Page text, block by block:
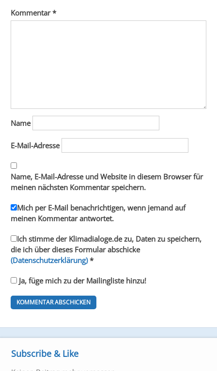
Kommentar*
Name
E-Mail-Adresse
Name, E-Mail-Adresse und Website in diesem Browser für
meinen nächsten Kommentar speichern.
Mich per E-Mail benachrichtigen, wenn jemand auf
meinen Kommentar antwortet.
Ich stimme der Klimadialoge.de zu, Daten zu speichern,
die ich über dieses Formular abschicke
(Datenschutzerklärung) *
Ja, füge mich zu der Mailingliste hinzu!
Subscribe & Like